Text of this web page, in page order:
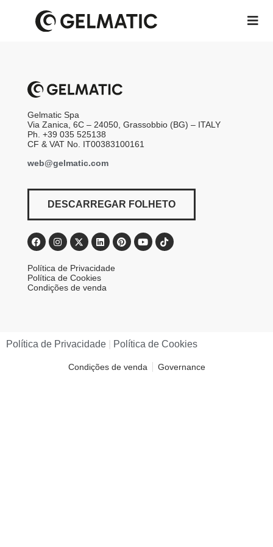
Gelmatic Spa
Via Zanica, 6C – 24050, Grassobbio (BG) – ITALY
Ph. +39 035 525138
CF & VAT No. IT00383100161
web@gelmatic.com
DESCARREGAR FOLHETO
Política de Privacidade
Política de Cookies
Condições de venda
Política de Privacidade​ Política de Cookies​
Condições de venda Governance